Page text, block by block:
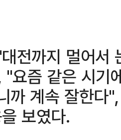
전까지 멀어서
요즘 같은 시기
까 계속 잘한다
보였다.